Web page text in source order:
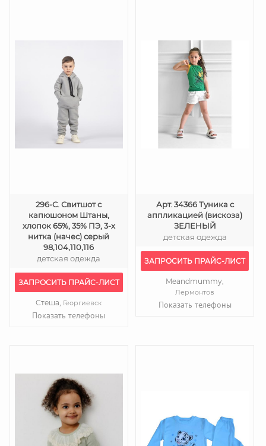
296-С. Свитшот с
капюшоном Штаны,
хлопок 65%, 35% ПЭ, 3-х
нитка (начес) серый
98,104,110,116
детская одежда
ЗАПРОСИТЬ ПРАЙС-ЛИСТ
Стеша, Георгиевск
Показать телефоны
Арт. 34366 Туника с
аппликацией (вискоза)
ЗЕЛЕНЫЙ
детская одежда
ЗАПРОСИТЬ ПРАЙС-ЛИСТ
Meandmummy,
Лермонтов
Показать телефоны